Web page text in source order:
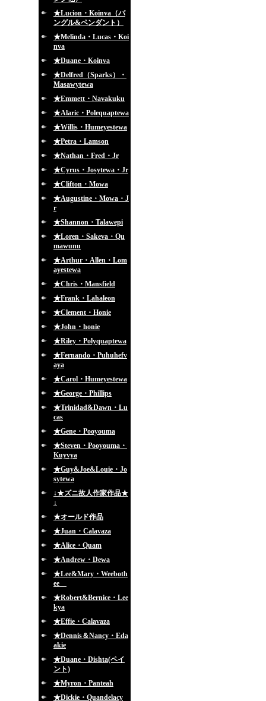
★Lucion・Koinva（バ
ングル&ペンダント）
★Melinda・Lucas・Koi
nva
★Duane・Koinva
★Delfred（Sparks）・
Masawytewa
★Emmett・Navakuku
★Alaric・Polequaptewa
★Willis・Humeyestewa
★Petra・Lamson
★Nathan・Fred・Jr
★Cyrus・Josytewa・Jr
★Clifton・Mowa
★Augustine・Mowa・J
r
★Shannon・Talawepi
★Loren・Sakeva・Qu
mawunu
★Arthur・Allen・Lom
ayestewa
★Chris・Mansfield
★Frank・Lahaleon
★Clement・Honie
★John・honie
★Riley・Polyquaptewa
★Fernando・Puhuhefv
aya
★Carol・Humeyestewa
★George・Phillips
★Trinidad&Dawn・Lu
cas
★Gene・Pooyouma
★Steven・Pooyouma・
Kuyvya
★Guy&Joe&Louie・Jo
sytewa
↓★ズニ故人作家作品★
↓
★オールド作品
★Juan・Calavaza
★Alice・Quam
★Andrew・Dewa
★Lee&Mary・Weeboth
ee
★Robert&Bernice・Lee
kya
★Effie・Calavaza
★Dennis＆Nancy・Eda
akie
★Duane・Dishta(ペイ
ント)
★Myron・Panteah
★Dickie・Quandelacy